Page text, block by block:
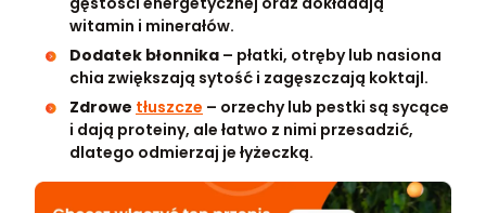
witamin i minerałów.
Dodatek błonnika – płatki, otręby lub nasiona
chia zwiększają sytość i zagęszczają koktajl.
Zdrowe tłuszcze – orzechy lub pestki są sycące
i dają proteiny, ale łatwo z nimi przesadzić,
dlatego odmierzaj je łyżeczką.